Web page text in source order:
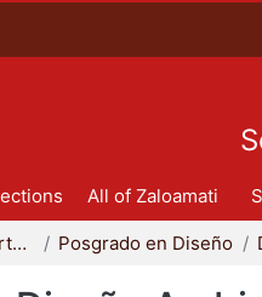
All of Zaloamati
División de Ciencias y Artes para el Diseño Posgrado en Diseño